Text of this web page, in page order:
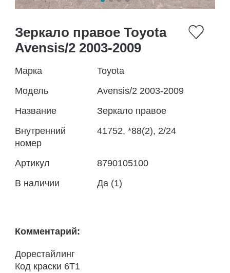
Зеркало правое Toyota
Avensis/2 2003-2009
Марка
Toyota
Модель
Avensis/2 2003-2009
Название
Зеркало правое
Внутренний
номер
41752, *88(2), 2/24
Артикул
8790105100
В наличии
Да (1)
Комментарий:
Дорестайлинг
Код краски 6T1